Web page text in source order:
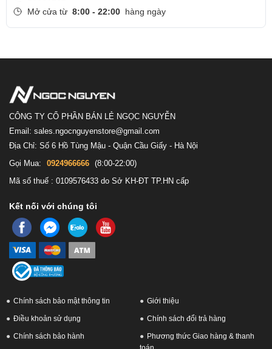
Mở cửa từ 8:00 - 22:00 hàng ngày
CÔNG TY CỔ PHẦN BÁN LẺ NGỌC NGUYỄN
Email: sales.ngocnguyenstore@gmail.com
Địa Chỉ: Số 6 Hồ Tùng Mậu - Quận Cầu Giấy - Hà Nội
Gọi Mua:
0924966666 (8:00-22:00)
Mã số thuế : 0109576433 do Sở KH-ĐT TP.HN cấp
Kết nối với chúng tôi
Chính sách bảo mật thông tin Giới thiệu
Điều khoản sử dụng Chính sách đổi trả hàng
Chính sách bảo hành
Phương thức Giao hàng & thanh